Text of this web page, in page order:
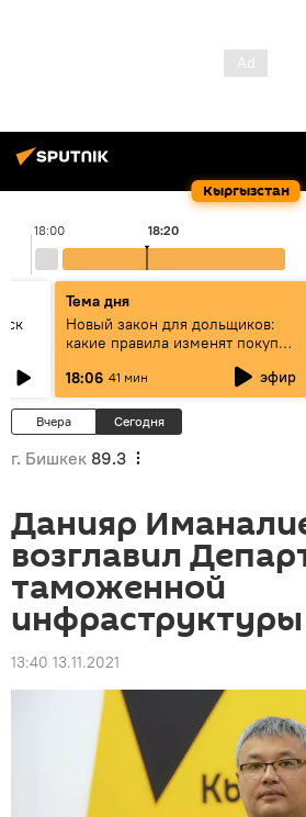
Кыргызстан
18:00 18:20
Тема дня
Новый закон для дольщиков:
какие правила изменят покупку
18:06 41 мин эфир
Вчера Сегодня
г. Бишкек 89.3
Данияр
возглавил
таможенной
13:40 13.11.2021